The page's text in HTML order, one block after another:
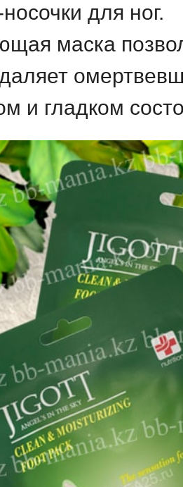
для ног.
маска
и гладком